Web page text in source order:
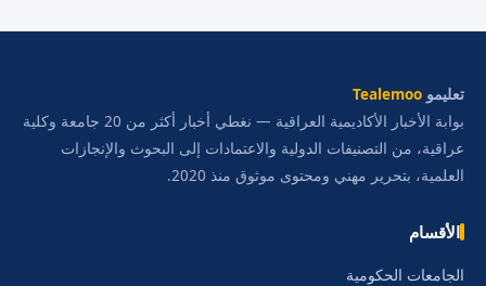
تعليمو Tealemoo
بوابة الأخبار الأكاديمية العراقية — نغطي أخبار أكثر من 20 جامعة وكلية
عراقية، من التصنيفات الدولية والاعتمادات إلى البحوث والإنجازات
العلمية، بتحرير مهني ومحتوى موثوق منذ 2020.
الأقسام
الجامعات الحكومية